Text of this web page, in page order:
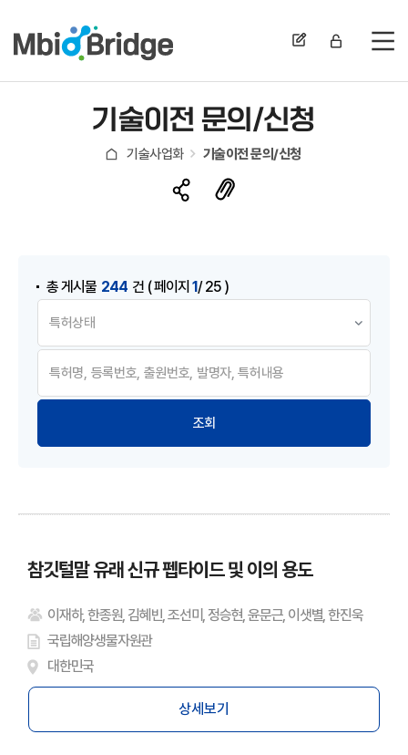
전
기술이전 문의/신청
기술사업화 기술이전 문의/신청
총 게시물 244 건 ( 페이지 1/ 25 )
참깃털말 유래 신규 펩타이드 및 이의 용도
이재하, 한종원, 김혜빈, 조선미, 정승현, 윤문근, 이샛별, 한진욱
국립해양생물자원관
대한민국
상세보기